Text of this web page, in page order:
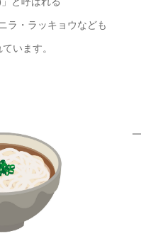
ラ・ラッキョウなども
います。